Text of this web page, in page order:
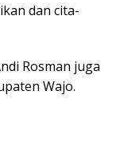
dan cita-
Rosman juga
Wajo.